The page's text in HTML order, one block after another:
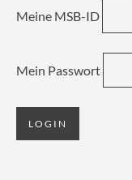
Meine MSB-ID
Mein Passwort